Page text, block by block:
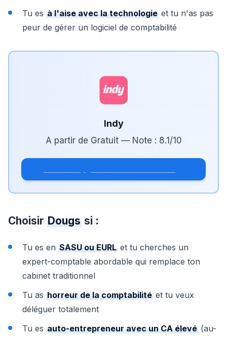
Tu es à l'aise avec la technologie et tu n'as pas
peur de gérer un logiciel de comptabilité
Indy
A partir de Gratuit— Note : 8.1 /10
Choisir Dougs si :
Tu es en SASU ou EURL et tu cherches un
expert-comptable abordable qui remplace ton
cabinet traditionnel
Tu as horreur de la comptabilité et tu veux
déléguer totalement
Tu es auto-entrepreneur avec un CA élevé (au-